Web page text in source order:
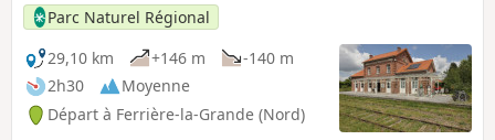
Parc Naturel Régional
29,10 km
+146 m
-140 m
2h30
Moyenne
Départ à Ferrière-la-Grande (Nord)